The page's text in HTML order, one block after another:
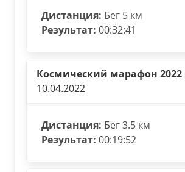
Дистанция: Бег 5 км
Результат: 00:32:41
Космический марафон 2022
10.04.2022
Дистанция: Бег 3.5 км
Результат: 00:19:52